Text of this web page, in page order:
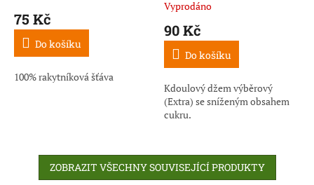
produktu
3,8
5
75 Kč
Do košíku
100% rakytníková šťáva
Vyprodáno
90 Kč
Do košíku
Kdoulový džem výběrový
(Extra) se sníženým obsahem
cukru.
ZOBRAZIT VŠECHNY SOUVISEJÍCÍ PRODUKTY